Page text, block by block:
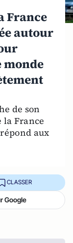
France
autour
monde
de son
France
aux
CLASSER
Google